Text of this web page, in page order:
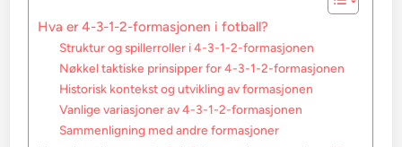
Hva er 4-3-1-2-formasjonen i fotball?
Struktur og spillerroller i 4-3-1-2-formasjonen
Nøkkel taktiske prinsipper for 4-3-1-2-formasjonen
Historisk kontekst og utvikling av formasjonen
Vanlige variasjoner av 4-3-1-2-formasjonen
Sammenligning med andre formasjoner